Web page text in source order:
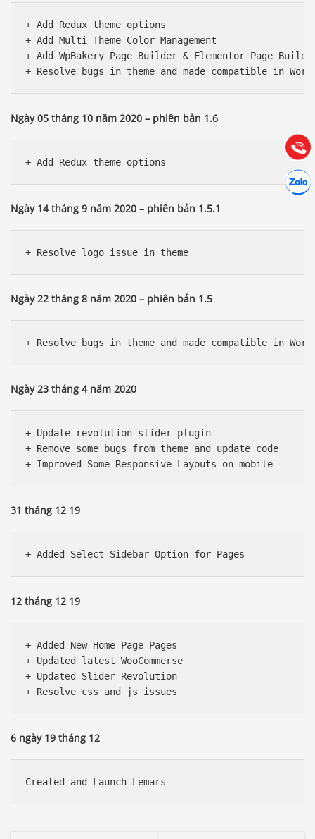
+ Add Redux theme options
+ Add Multi Theme Color Management
+ Add WpBakery Page Builder & Elementor Page
Ngày 05 tháng 10 năm 2020 – phiên bản 1.6
Ngày 14 tháng 9 năm 2020 – phiên bản 1.5.1
Ngày 22 tháng 8 năm 2020 – phiên bản 1.5
Ngày 23 tháng 4 năm 2020
+ Update revolution slider plugin
+ Remove some bugs from theme and update code
31 tháng 12 19
12 tháng 12 19
+ Added New Home Page Pages
+ Updated latest WooCommerse
+ Updated Slider Revolution
6 ngày 19 tháng 12
Gọi
Báo giá & Đặt hàng:
0903.976.769
Hướng dẫn & Hỗ trợ:
(028) 22.166.144
Chát
Tư vấn